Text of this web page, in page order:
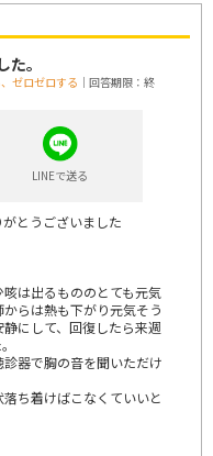
。
ゼロゼロする ｜回答期限：終
LINEで送る
とうございました
は出るもののとても元気
らは熱も下がり元気そう
にして、回復したら来週
診器で胸の音を聞いただけ
ち着けばこなくていいと